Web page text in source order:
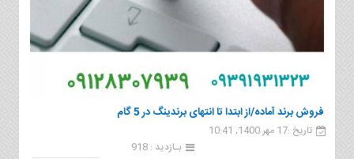
فروش برند آماده/از ابتدا تا انتهای برندینگ در 5 گام
تاریخ :17 مهر 1400, 10:41
بـازدید : 918